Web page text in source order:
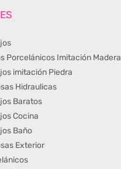
Porcelánicos Imitación Madera
imitación Piedra
Hidraulicas
Baratos
Cocina
Baño
Exterior